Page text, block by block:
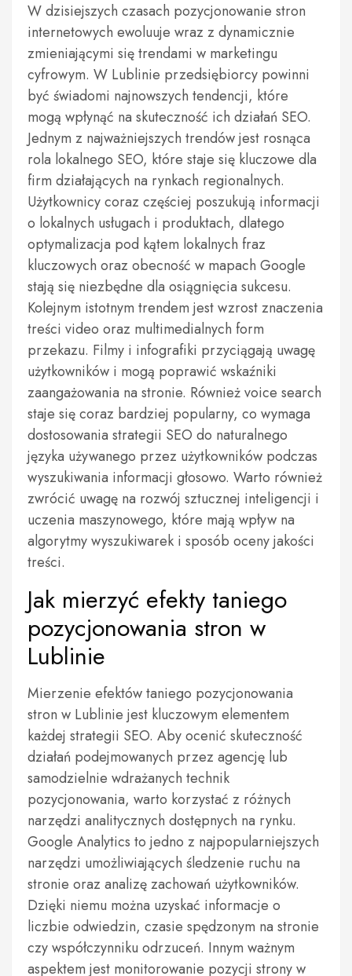
W dzisiejszych czasach pozycjonowanie stron
internetowych ewoluuje wraz z dynamicznie
zmieniającymi się trendami w marketingu
cyfrowym. W Lublinie przedsiębiorcy powinni
być świadomi najnowszych tendencji, które
mogą wpłynąć na skuteczność ich działań SEO.
Jednym z najważniejszych trendów jest rosnąca
rola lokalnego SEO, które staje się kluczowe dla
firm działających na rynkach regionalnych.
Użytkownicy coraz częściej poszukują informacji
o lokalnych usługach i produktach, dlatego
optymalizacja pod kątem lokalnych fraz
kluczowych oraz obecność w mapach Google
stają się niezbędne dla osiągnięcia sukcesu.
Kolejnym istotnym trendem jest wzrost znaczenia
treści video oraz multimedialnych form
przekazu. Filmy i infografiki przyciągają uwagę
użytkowników i mogą poprawić wskaźniki
zaangażowania na stronie. Również voice search
staje się coraz bardziej popularny, co wymaga
dostosowania strategii SEO do naturalnego
języka używanego przez użytkowników podczas
wyszukiwania informacji głosowo. Warto również
zwrócić uwagę na rozwój sztucznej inteligencji i
uczenia maszynowego, które mają wpływ na
algorytmy wyszukiwarek i sposób oceny jakości
treści.
Jak mierzyć efekty taniego
pozycjonowania stron w
Lublinie
Mierzenie efektów taniego pozycjonowania
stron w Lublinie jest kluczowym elementem
każdej strategii SEO. Aby ocenić skuteczność
działań podejmowanych przez agencję lub
samodzielnie wdrażanych technik
pozycjonowania, warto korzystać z różnych
narzędzi analitycznych dostępnych na rynku.
Google Analytics to jedno z najpopularniejszych
narzędzi umożliwiających śledzenie ruchu na
stronie oraz analizę zachowań użytkowników.
Dzięki niemu można uzyskać informacje o
liczbie odwiedzin, czasie spędzonym na stronie
czy współczynniku odrzuceń. Innym ważnym
aspektem jest monitorowanie pozycji strony w